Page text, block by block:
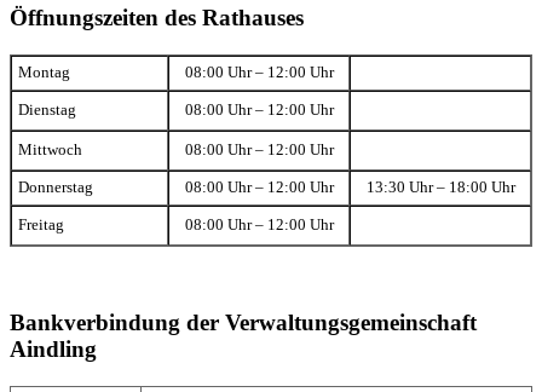
Öffnungszeiten des Rathauses
Montag 08:00 Uhr – 12:00 Uhr
Dienstag 08:00 Uhr – 12:00 Uhr
Mittwoch 08:00 Uhr – 12:00 Uhr
Donnerstag 08:00 Uhr – 12:00 Uhr 13:30 Uhr – 18:00 Uhr
Freitag 08:00 Uhr – 12:00 Uhr
Bankverbindung der Verwaltungsgemeinschaft
Aindling